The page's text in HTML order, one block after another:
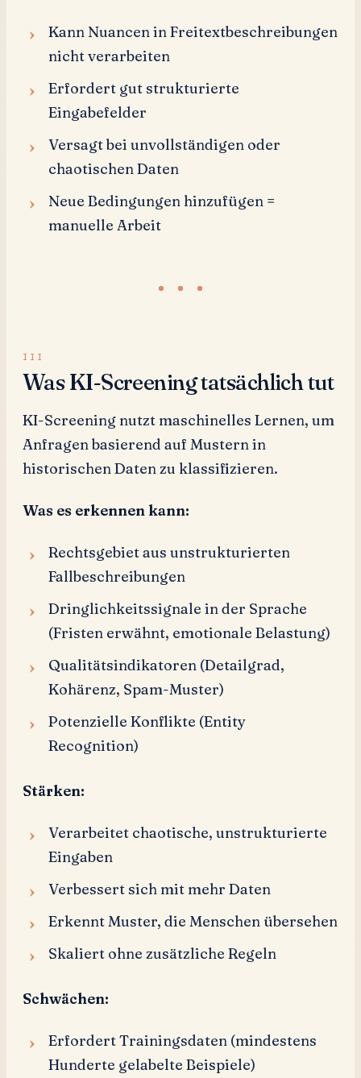
Kann Nuancen in Freitextbeschreibungen
nicht verarbeiten
Erfordert gut strukturierte
Eingabefelder
Versagt bei unvollständigen oder
chaotischen Daten
Neue Bedingungen hinzufügen =
manuelle Arbeit
Was KI-Screening tatsächlich tut
KI-Screening nutzt maschinelles Lernen, um
Anfragen basierend auf Mustern in
historischen Daten zu klassifizieren.
Was es erkennen kann:
Rechtsgebiet aus unstrukturierten
Fallbeschreibungen
Dringlichkeitssignale in der Sprache
(Fristen erwähnt, emotionale Belastung)
Qualitätsindikatoren (Detailgrad,
Kohärenz, Spam-Muster)
Potenzielle Konflikte (Entity
Recognition)
Stärken:
Verarbeitet chaotische, unstrukturierte
Eingaben
Verbessert sich mit mehr Daten
Erkennt Muster, die Menschen übersehen
Skaliert ohne zusätzliche Regeln
Schwächen:
Erfordert Trainingsdaten (mindestens
Hunderte gelabelte Beispiele)